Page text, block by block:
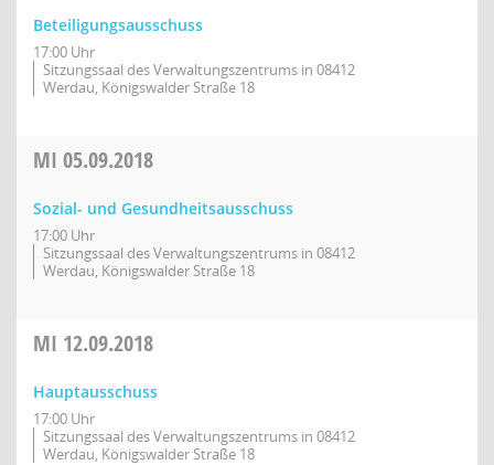
Beteiligungsausschuss
17:00 Uhr
Sitzungssaal des Verwaltungszentrums in 08412
Werdau, Königswalder Straße 18
MI 05.09.2018
Sozial- und Gesundheitsausschuss
17:00 Uhr
Sitzungssaal des Verwaltungszentrums in 08412
Werdau, Königswalder Straße 18
MI 12.09.2018
Hauptausschuss
17:00 Uhr
Sitzungssaal des Verwaltungszentrums in 08412
Werdau, Königswalder Straße 18